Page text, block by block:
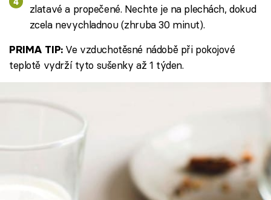
zlatavé a propečené. Nechte je na plechách, dokud
zcela nevychladnou (zhruba 30 minut).
PRIMA TIP:Ve vzduchotěsné nádobě při pokojové
teplotě vydrží tyto sušenky až 1 týden.